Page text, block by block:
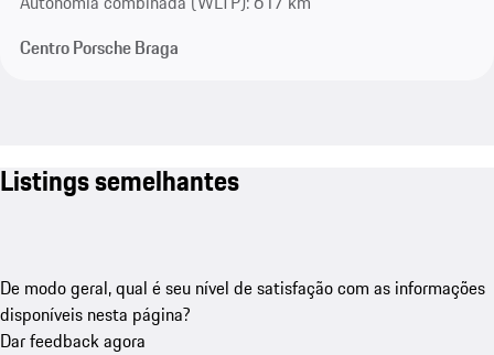
Centro Porsche Braga
Listings semelhantes
De modo geral, qual é seu nível de satisfação com as informações
disponíveis nesta página?
Dar feedback agora